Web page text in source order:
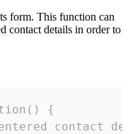
form. This function can
contact details in order to
{
contact